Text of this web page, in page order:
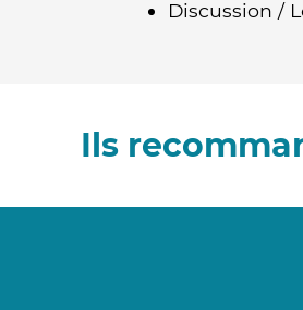
Discussion /
Ils